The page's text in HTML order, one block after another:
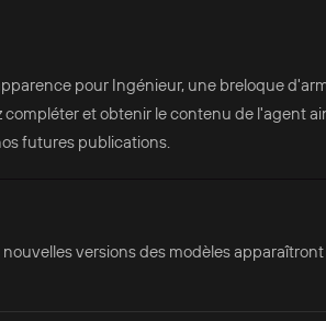
pour Ingénieur, une breloque
et obtenir le contenu de l'agent
futures publications.
versions des modèles